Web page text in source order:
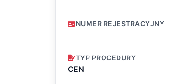
NUMER REJESTRACYJNY
TYP PROCEDURY
CEN